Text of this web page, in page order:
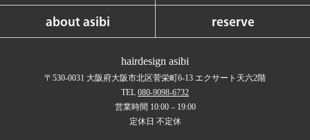
about asibi reserve
hairdesign asibi
〒530-0031 大阪府大阪市北区菅栄町6-13 エクサート天六2階
TEL 080-9098-6732
営業時間 10:00 – 19:00
定休日 不定休